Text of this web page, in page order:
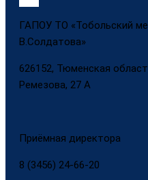
ГАПОУ ТО «Тобольский
В.Солдатова»
626152, Тюменская
Ремезова, 27 А
Приёмная директора
8 (3456) 24-66-20